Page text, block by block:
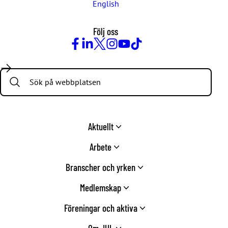
English
Följ oss
Search:
Aktuellt
Arbete
Branscher och yrken
Medlemskap
Föreningar och aktiva